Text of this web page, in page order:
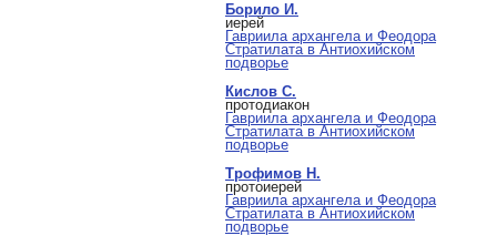
Борило И.
иерей
Гавриила архангела и Феодора
Стратилата в Антиохийском
подворье
Кислов С.
протодиакон
Гавриила архангела и Феодора
Стратилата в Антиохийском
подворье
Трофимов Н.
протоиерей
Гавриила архангела и Феодора
Стратилата в Антиохийском
подворье